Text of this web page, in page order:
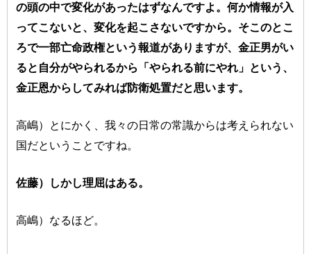
の頭の中で変化があったはずなんですよ。何か情報が入
ってこないと、変化を起こさないですから。 そこのとこ
ろで一部亡命政権という報道がありますが、金正男がい
ると自分がやられるから「やられる前にやれ」という、
金正恩からしてみれば防衛処置だと思います。
高嶋）とにかく、我々の日常の常識からは考えられない
国だということですね。
佐藤）しかし理屈はある。
高嶋）なるほど。